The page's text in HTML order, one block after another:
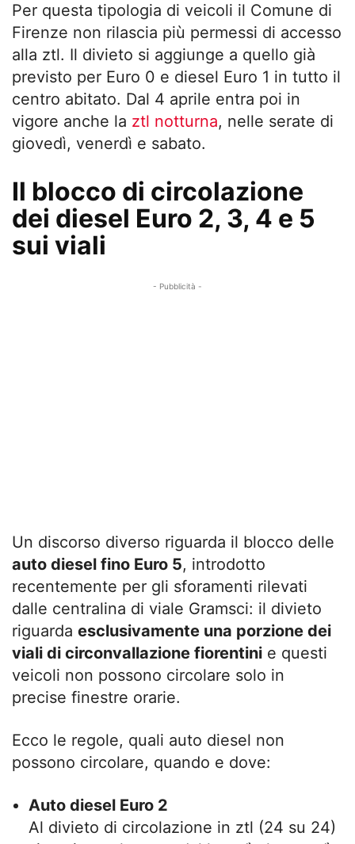
Per questa tipologia di veicoli il Comune di
Firenze non rilascia più permessi di accesso
alla ztl. Il divieto si aggiunge a quello già
previsto per Euro 0 e diesel Euro 1 in tutto il
centro abitato. Dal 4 aprile entra poi in
vigore anche la ztl notturna, nelle serate di
giovedì, venerdì e sabato.
Il blocco di circolazione
dei diesel Euro 2, 3, 4 e 5
sui viali
- Pubblicità -
Un discorso diverso riguarda il blocco delle
auto diesel fino Euro 5, introdotto
recentemente per gli sforamenti rilevati
dalle centralina di viale Gramsci: il divieto
riguarda esclusivamente una porzione dei
viali di circonvallazione fiorentini e questi
veicoli non possono circolare solo in
precise finestre orarie.
Ecco le regole, quali auto diesel non
possono circolare, quando e dove:
Auto diesel Euro 2
Al divieto di circolazione in ztl (24 su 24)